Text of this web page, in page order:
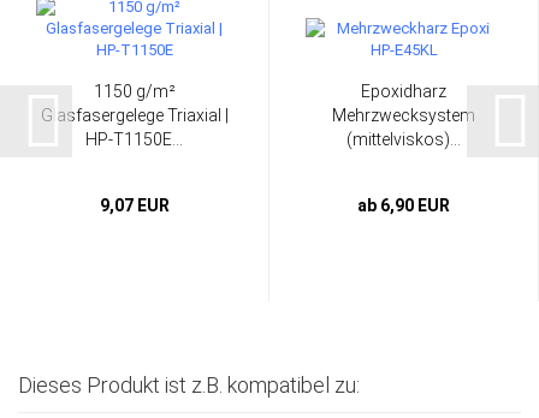
1150 g/m²
Glasfasergelege Triaxial |
HP-T1150E...
9,07 EUR
Epoxidharz
Mehrzwecksystem
(mittelviskos)...
ab 6,90 EUR
Dieses Produkt ist z.B. kompatibel zu: